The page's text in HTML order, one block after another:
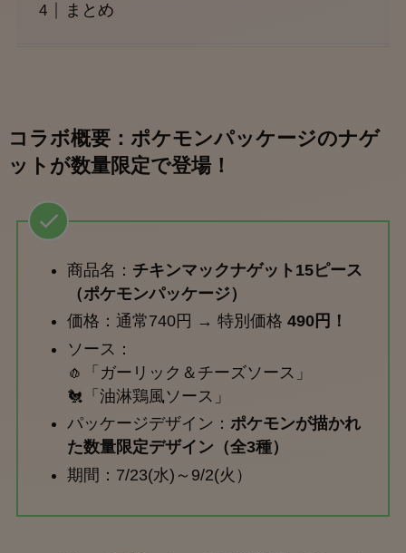
まとめ
コラボ概要：ポケモンパッケージのナゲ
ットが数量限定で登場！
商品名： チキンマックナゲット15ピース
（ポケモンパッケージ）
価格：通常740円 → 特別価格 490円！
ソース：
🧄「ガーリック＆チーズソース」
🐔「油淋鶏風ソース」
パッケージデザイン： ポケモンが描かれ
た数量限定デザイン（全3種）
期間：7/23(水)～9/2(火）